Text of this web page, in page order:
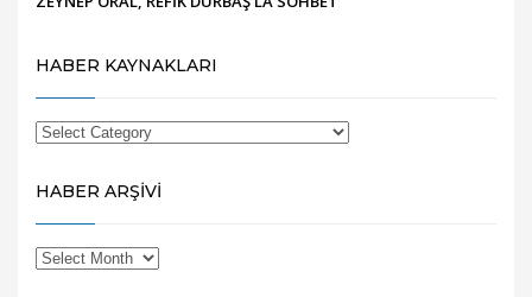
HABER KAYNAKLARI
HABER ARŞİVİ